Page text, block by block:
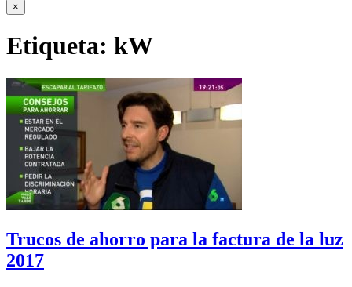
×
Etiqueta: kW
Trucos de ahorro para la factura de la luz
2017